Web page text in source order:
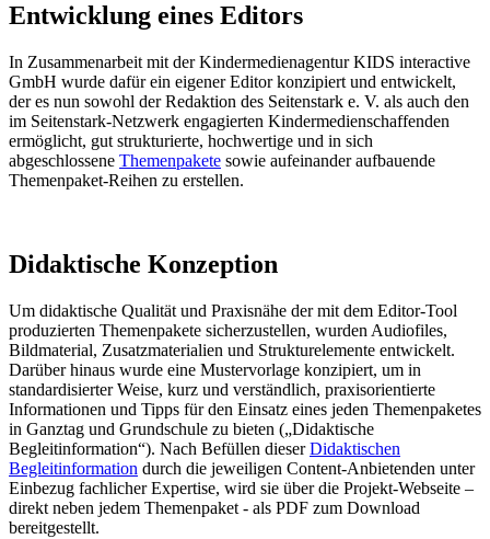
Entwicklung eines Editors
In Zusammenarbeit mit der Kindermedienagentur KIDS interactive
GmbH wurde dafür ein eigener Editor konzipiert und entwickelt,
der es nun sowohl der Redaktion des Seitenstark e. V. als auch den
im Seitenstark-Netzwerk engagierten Kindermedienschaffenden
ermöglicht, gut strukturierte, hochwertige und in sich
abgeschlossene Themenpakete sowie aufeinander aufbauende
Themenpaket-Reihen zu erstellen.
Didaktische Konzeption
Um didaktische Qualität und Praxisnähe der mit dem Editor-Tool
produzierten Themenpakete sicherzustellen, wurden Audiofiles,
Bildmaterial, Zusatzmaterialien und Strukturelemente entwickelt.
Darüber hinaus wurde eine Mustervorlage konzipiert, um in
standardisierter Weise, kurz und verständlich, praxisorientierte
Informationen und Tipps für den Einsatz eines jeden Themenpaketes
in Ganztag und Grundschule zu bieten („Didaktische
Begleitinformation“). Nach Befüllen dieserDidaktischen
Begleitinformation durch die jeweiligen Content-Anbietenden unter
Einbezug fachlicher Expertise, wird sie über die Projekt-Webseite –
direkt neben jedem Themenpaket - als PDF zum Download
bereitgestellt.